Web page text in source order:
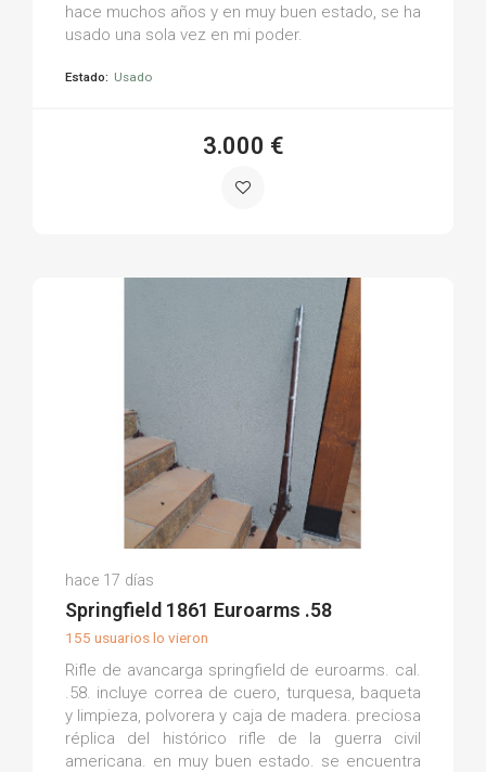
hace muchos años y en muy buen estado, se ha
usado una sola vez en mi poder.
Estado: Usado
3.000 €
Francisco Javier G.
(0)
hace 17 días
Springfield 1861 Euroarms .58
155 usuarios lo vieron
Rifle de avancarga springfield de euroarms. cal.
.58. incluye correa de cuero, turquesa, baqueta
y limpieza, polvorera y caja de madera. preciosa
réplica del histórico rifle de la guerra civil
americana. en muy buen estado. se encuentra